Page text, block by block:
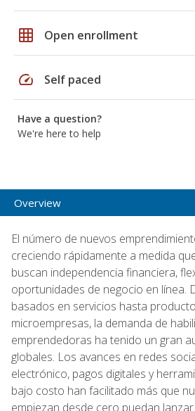
grid_on Open enrollment
speed Self paced
Have a question?
We're here to help
Overview
El número de nuevos
creciendo rápidamente a medida
buscan independencia financiera,
oportunidades de negocio en línea.
basados en servicios hasta
microempresas, la demanda de
emprendedoras ha tenido un gran
globales. Los avances en redes
electrónico, pagos digitales y
bajo costo han facilitado más que
empiezan desde cero puedan